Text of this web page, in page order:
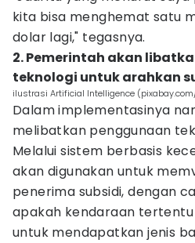
kita bisa menghemat satu
dolar lagi," tegasnya.
2. Pemerintah akan
teknologi untuk arahkan
ilustrasi Artificial Intelligence
Dalam implementasinya
melibatkan penggunaan
Melalui sistem berbasis
akan digunakan untuk
penerima subsidi, dengan
apakah kendaraan
untuk mendapatkan jenis